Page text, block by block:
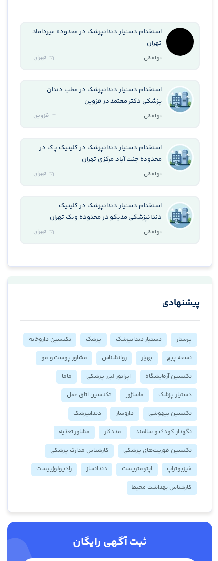
استخدام دستیار دندانپزشک در محدوده میرداماد
تهران
توافقی تهران
استخدام دستیار دندانپزشک در مطب دندان
پزشکی دکتر معتمد در قزوین
توافقی قزوین
استخدام دستیار دندانپزشک در کلینیک پاک در
محدوده جنت آباد مرکزی تهران
توافقی تهران
استخدام دستیار دندانپزشک در کلینیک
دندانپزشکی مدیکو در محدوده ونک تهران
توافقی تهران
پیشنهادی
پرستار دستیار دندانپزشک پزشک
تکنسین داروخانه
نسخه پیچ
بهیار روانشناس
مشاور پوست و مو
تکنسین آزمایشگاه
اپراتور لیزر پزشکی
ماما
دستیار پزشک
ماساژور
تکنسین اتاق عمل
تکنسین بیهوشی
داروساز
دندانپزشک
نگهدار کودک و سالمند
مددکار
مشاور تغذیه
تکنسین فوریت‌های پزشکی
کارشناس مدارک پزشکی
فیزیوتراپ
اپتومتریست دندانساز
رادیولوژییست
کارشناس بهداشت محیط
ثبت آگهی رایگان